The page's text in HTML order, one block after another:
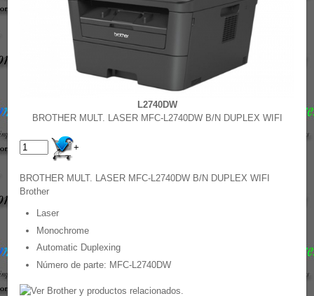
L2740DW
BROTHER MULT. LASER MFC-L2740DW B/N DUPLEX WIFI
+
BROTHER MULT. LASER MFC-L2740DW B/N DUPLEX WIFI
Brother
Laser
Monochrome
Automatic Duplexing
Número de parte: MFC-L2740DW